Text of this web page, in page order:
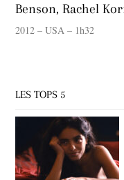
Benson, Rachel
2012 – USA – 1h32
LES TOPS 5